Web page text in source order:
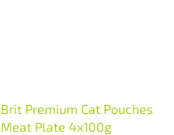
Brit Premium Cat Pouches
Meat Plate 4x100g